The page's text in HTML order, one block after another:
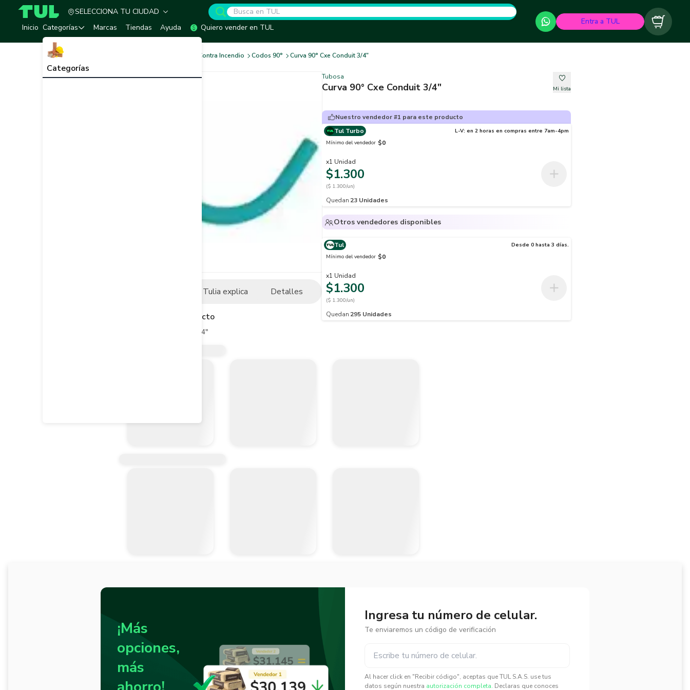
TUL - Tu Marketplace de Construcción
SELECCIONA TU CIUDAD
Inicio Categorías
Categorías
Marcas Tiendas Ayuda Quiero vender en TUL
Entra a TUL Carrito
Redes Contra Incendio Codos 90° Curva 90° Cxe Conduit 3/4"
Tulia explica Detalles
Descripción del producto
Curva 90° Cxe Conduit 3/4"
Tubosa
Curva 90° Cxe Conduit 3/4" Mi lista
Nuestro vendedor #1 para este producto
Tul Turbo
L-V: en 2 horas en compras entre 7am-4pm
Mínimo del vendedor $0
x1 Unidad
$1.300
($ 1.300/un)
Quedan 23 Unidades
Otros vendedores disponibles
Tul
Desde 0 hasta 3 días.
Mínimo del vendedor $0
x1 Unidad
$1.300
($ 1.300/un)
Quedan 295 Unidades
¡Más
opciones,
más
Ingresa tu número de celular.
Te enviaremos un código de verificación
Al hacer click en "Recibir código", aceptas que TUL S.A.S. use tus
datos según nuestra autorización completa. Declaras que conoces